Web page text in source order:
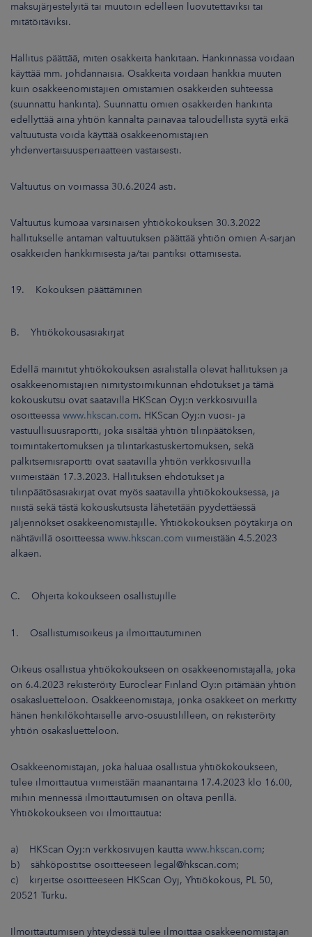
maksujärjestelyitä tai muutoin edelleen luovutettaviksi tai
mitätöitäviksi.
Hallitus päättää, miten osakkeita hankitaan. Hankinnassa voidaan
käyttää mm. johdannaisia. Osakkeita voidaan hankkia muuten
kuin osakkeenomistajien omistamien osakkeiden suhteessa
(suunnattu hankinta). Suunnattu omien osakkeiden hankinta
edellyttää aina yhtiön kannalta painavaa taloudellista syytä eikä
valtuutusta voida käyttää osakkeenomistajien
yhdenvertaisuusperiaatteen vastaisesti.
Valtuutus on voimassa 30.6.2024 asti.
Valtuutus kumoaa varsinaisen yhtiökokouksen 30.3.2022
hallitukselle antaman valtuutuksen päättää yhtiön omien A-sarjan
osakkeiden hankkimisesta ja/tai pantiksi ottamisesta.
19. Kokouksen päättäminen
B. Yhtiökokousasiakirjat
Edellä mainitut yhtiökokouksen asialistalla olevat hallituksen ja
osakkeenomistajien nimitystoimikunnan ehdotukset ja tämä
kokouskutsu ovat saatavilla HKScan Oyj:n verkkosivuilla
osoitteessa www.hkscan.com. HKScan Oyj:n vuosi- ja
vastuullisuusraportti, joka sisältää yhtiön tilinpäätöksen,
toimintakertomuksen ja tilintarkastuskertomuksen, sekä
palkitsemisraportti ovat saatavilla yhtiön verkkosivuilla
viimeistään 17.3.2023. Hallituksen ehdotukset ja
tilinpäätösasiakirjat ovat myös saatavilla yhtiökokouksessa, ja
niistä sekä tästä kokouskutsusta lähetetään pyydettäessä
jäljennökset osakkeenomistajille. Yhtiökokouksen pöytäkirja on
nähtävillä osoitteessa www.hkscan.com viimeistään 4.5.2023
alkaen.
C. Ohjeita kokoukseen osallistujille
1. Osallistumisoikeus ja ilmoittautuminen
Oikeus osallistua yhtiökokoukseen on osakkeenomistajalla, joka
on 6.4.2023 rekisteröity Euroclear Finland Oy:n pitämään yhtiön
osakasluetteloon. Osakkeenomistaja, jonka osakkeet on merkitty
hänen henkilökohtaiselle arvo-osuustililleen, on rekisteröity
yhtiön osakasluetteloon.
Osakkeenomistajan, joka haluaa osallistua yhtiökokoukseen,
tulee ilmoittautua viimeistään maanantaina 17.4.2023 klo 16.00,
mihin mennessä ilmoittautumisen on oltava perillä.
Yhtiökokoukseen voi ilmoittautua:
a) HKScan Oyj:n verkkosivujen kautta www.hkscan.com;
b) sähköpostitse osoitteeseen legal@hkscan.com;
c) kirjeitse osoitteeseen HKScan Oyj, Yhtiökokous, PL 50,
20521 Turku.
Ilmoittautumisen yhteydessä tulee ilmoittaa osakkeenomistajan